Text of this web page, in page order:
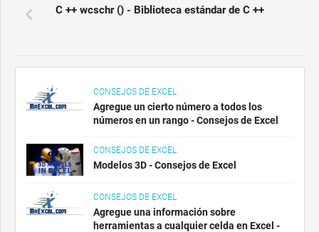
C ++ wcschr () - Biblioteca estándar de C ++
CONSEJOS DE EXCEL
Agregue un cierto número a todos los
números en un rango - Consejos de Excel
CONSEJOS DE EXCEL
Modelos 3D - Consejos de Excel
CONSEJOS DE EXCEL
Agregue una información sobre
herramientas a cualquier celda en Excel -